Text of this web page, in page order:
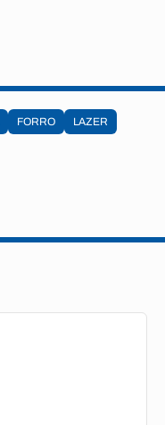
FORRO
LAZER